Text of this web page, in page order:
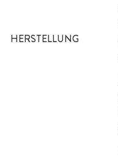
HERSTELLUNG